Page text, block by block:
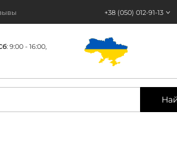
+38 (050) 012-91-13
: 9:00 - 16:00,